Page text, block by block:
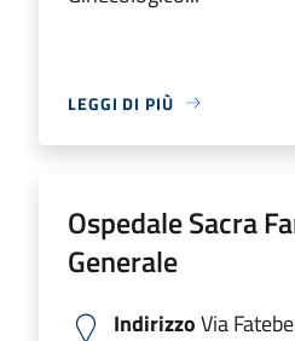
LEGGI DI PIÙ
Ospedale Sacra
Generale
IndirizzoVia